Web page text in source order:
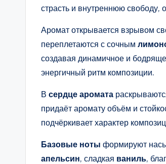
страсть и внутреннюю
Аромат открывается взрывом
переплетаются с сочным
создавая динамичное и
энергичный ритм композиции.
В сердце аромата
придаёт аромату объём и
подчёркивает характер
Базовые ноты формируют
апельсин, сладкая ваниль,